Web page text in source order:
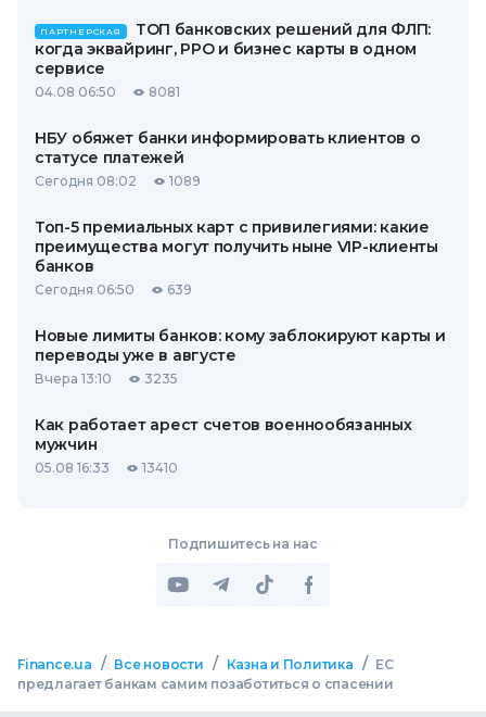
ПАРТНЕРСКАЯ
ТОП банковских решений для ФЛП:
когда эквайринг, РРО и бизнес карты в одном
сервисе
04.08 06:50 8081
НБУ обяжет банки информировать клиентов о
статусе платежей
Сегодня 08:02 1089
Топ-5 премиальных карт с привилегиями: какие
преимущества могут получить ныне VIP-клиенты
банков
Сегодня 06:50 639
Новые лимиты банков: кому заблокируют карты и
переводы уже в августе
Вчера 13:10 3235
Как работает арест счетов военнообязанных
мужчин
05.08 16:33 13410
Подпишитесь на нас
Finance.ua / Все новости / Казна и Политика / ЕС
предлагает банкам самим позаботиться о спасении